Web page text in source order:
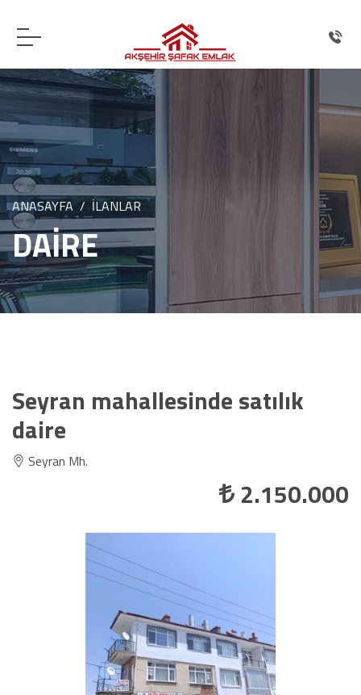
ANASAYFA İLANLAR
DAİRE
Seyran mahallesinde satılık
daire
Seyran Mh.
2.150.000